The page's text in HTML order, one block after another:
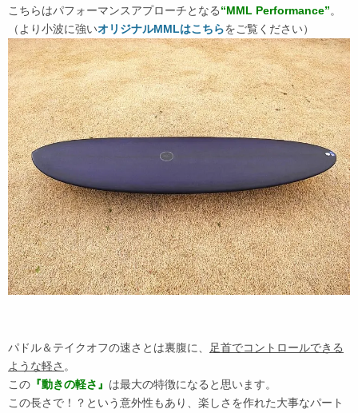
こちらはパフォーマンスアプローチとなる“MML Performance”。
（より小波に強いオリジナルMMLはこちらをご覧ください）
パドル＆テイクオフの速さとは裏腹に、 足首でコントロールできる
ような軽さ 。
この 『動きの軽さ』 は最大の特徴になると思います。
この長さで！？という意外性もあり、楽しさを作れた大事なパート